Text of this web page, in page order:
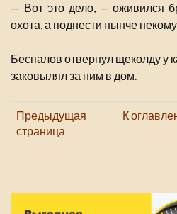
— Вот это дело, — оживился
охота, а поднести нынче
Беспалов отвернул щеколду у
заковылял за ним в дом.
Предыдущая
страница
К